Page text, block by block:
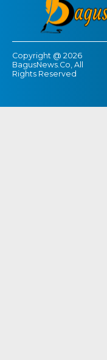
Copyright @ 2026
BagusNews.Co, All
Rights Reserved